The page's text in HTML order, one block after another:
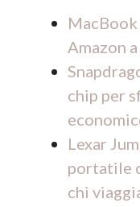
Amazon
chip per
Lexar
portatile
chi